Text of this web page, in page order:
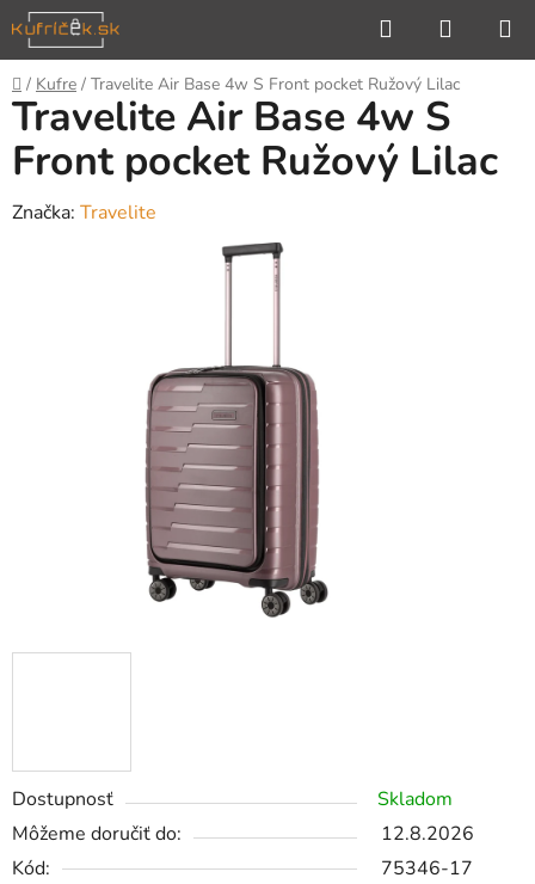
Prejsť
na
obsah
Hľadať
KOŠÍK
Domov
/ Kufre / Travelite Air Base 4w S Front pocket Ružový Lilac
Dostupnosť
Skladom
Môžeme doručiť do:
12.8.2026
Kód:
75346-17
Travelite Air Base 4w S
Front pocket Ružový Lilac
Značka: Travelite